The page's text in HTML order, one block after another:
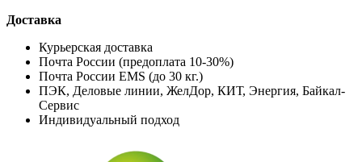
Доставка
Курьерская доставка
Почта России (предоплата 10-30%)
Почта России EMS (до 30 кг.)
ПЭК, Деловые линии, ЖелДор, КИТ, Энергия, Байкал-
Сервис
Индивидуальный подход